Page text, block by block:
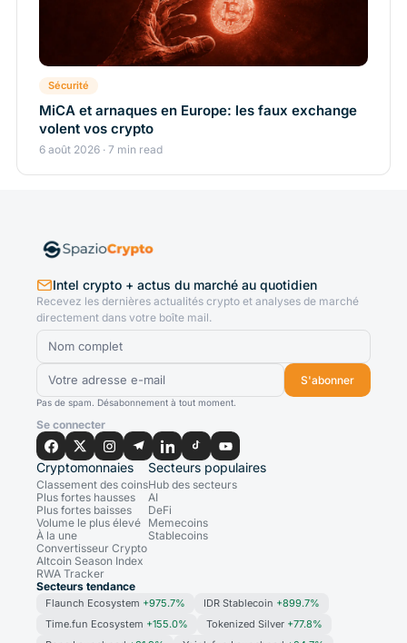
Sécurité
MiCA et arnaques en Europe: les faux exchange
volent vos crypto
6 août 2026 · 7 min read
Intel crypto + actus du marché au quotidien
Recevez les dernières actualités crypto et analyses de marché
directement dans votre boîte mail.
S'abonner
Pas de spam. Désabonnement à tout moment.
Se connecter
Cryptomonnaies
Classement des coins
Plus fortes hausses
Plus fortes baisses
Volume le plus élevé
À la une
Convertisseur Crypto
Altcoin Season Index
RWA Tracker
Secteurs populaires
Hub des secteurs
AI
DeFi
Memecoins
Stablecoins
Secteurs tendance
Flaunch Ecosystem +975.7% IDR Stablecoin +899.7%
Time.fun Ecosystem +155.0% Tokenized Silver +77.8%